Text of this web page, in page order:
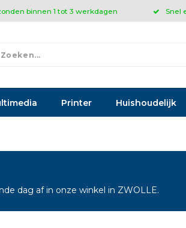
binnen 1 tot 3 werkdagen Snel
Printer Huishoudelijk
dag af in onze winkel in ZWOLLE.